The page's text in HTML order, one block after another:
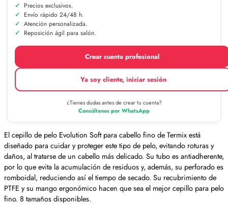
Precios exclusivos.
Envío rápido 24/48 h.
Atención personalizada.
Reposición ágil para salón.
Crear cuenta profesional
Ya soy cliente, iniciar sesión
¿Tienes dudas antes de crear tu cuenta?
Consúltanos por WhatsApp
El cepillo de pelo Evolution Soft para cabello fino de Termix está
diseñado para cuidar y proteger este tipo de pelo, evitando roturas y
daños, al tratarse de un cabello más delicado. Su tubo es antiadherente,
por lo que evita la acumulación de residuos y, además, su perforado es
romboidal, reduciendo así el tiempo de secado. Su recubrimiento de
PTFE y su mango ergonómico hacen que sea el mejor cepillo para pelo
fino. 8 tamaños disponibles.